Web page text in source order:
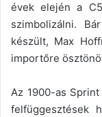
évek elején a
szimbolizálni.
készült, Max
importőre
Az 1900-as
felfüggesztések